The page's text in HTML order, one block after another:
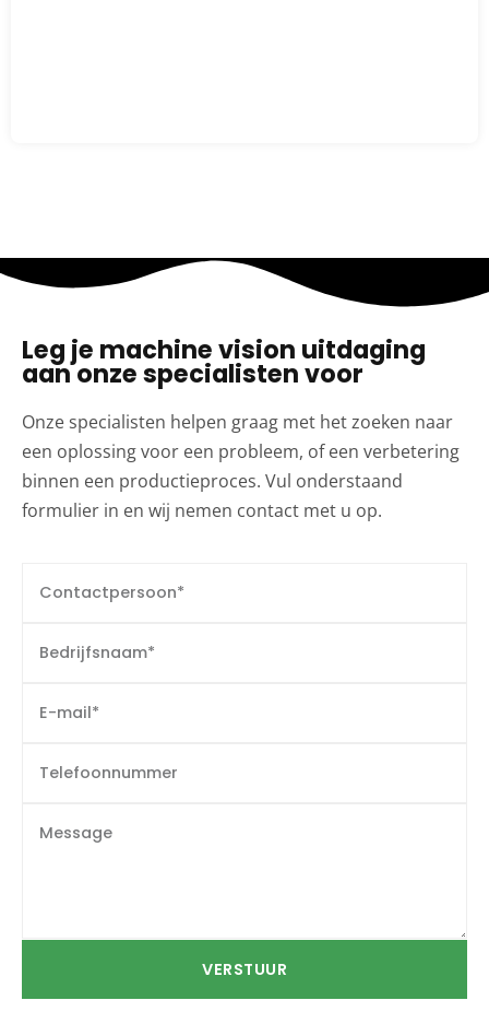
Leg je machine vision uitdaging
aan onze specialisten voor
Onze specialisten helpen graag met het zoeken naar
een oplossing voor een probleem, of een verbetering
binnen een productieproces. Vul onderstaand
formulier in en wij nemen contact met u op.
VERSTUUR